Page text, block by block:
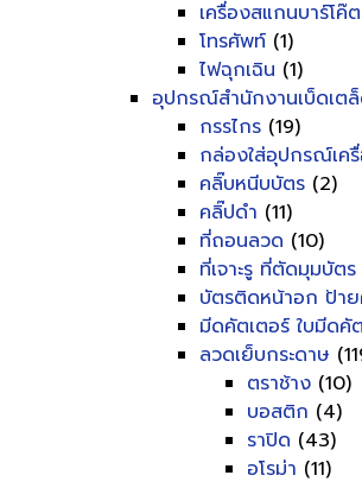
เครื่องสแกนบาร์โค๊ต
โทรศัพท์ (1)
ไฟฉุกเฉิน (1)
อุปกรณ์สำนักงานเบ็ดเต
กรรไกร (19)
กล่องใส่อุปกรณ์เค
คลิ๊บหนีบบัตร (2)
คลิ๊ปดำ (11)
ที่ถอนลวด (10)
ที่เจาะรู ที่ตัดมุมบัตร
บัตรติดหน้าอก ป้า
มีดคัตเตอร์ ใบมีดคั
ลวดเย็บกระดาษ
ตราช้าง (10)
บอสติก (4)
ราปิด (43)
อโรม่า (11)